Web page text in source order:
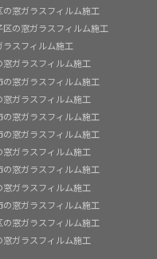
の窓ガラスフィルム施工
区の窓ガラスフィルム施工
ラスフィルム施工
窓ガラスフィルム施工
の窓ガラスフィルム施工
窓ガラスフィルム施工
の窓ガラスフィルム施工
の窓ガラスフィルム施工
窓ガラスフィルム施工
の窓ガラスフィルム施工
窓ガラスフィルム施工
の窓ガラスフィルム施工
の窓ガラスフィルム施工
窓ガラスフィルム施工